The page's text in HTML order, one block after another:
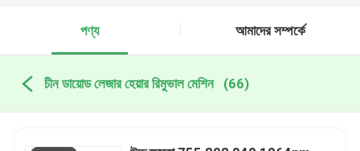
পণ্য আমাদের সম্পর্কে
চীন ডায়োড লেজার হেয়ার রিমুভাল মেশিন (66)